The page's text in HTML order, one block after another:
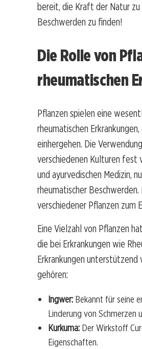
bereit, die Kraft der Natur
Beschwerden zu finden!
Die Rolle von
rheumatischen
Pflanzen spielen eine
rheumatischen
einhergehen. Die
verschiedenen Kulturen fest
und ayurvedischen Medizin,
rheumatischer
verschiedener Pflanzen zum
Eine Vielzahl von Pflanzen
die bei Erkrankungen wie
Erkrankungen
gehören:
Ingwer: Bekannt für seine
Linderung von Schmerzen
Kurkuma: Der Wirkstoff
Eigenschaften.